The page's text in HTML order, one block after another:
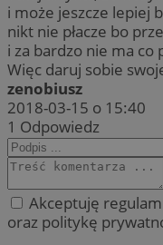
i może jeszcze lepiej
nikt nie płacze bo
i za bardzo nie ma co
Więc daruj sobie
zenobiusz
2018-03-15 o 15:40
1 Odpowiedz
Akceptuję
oraz politykę